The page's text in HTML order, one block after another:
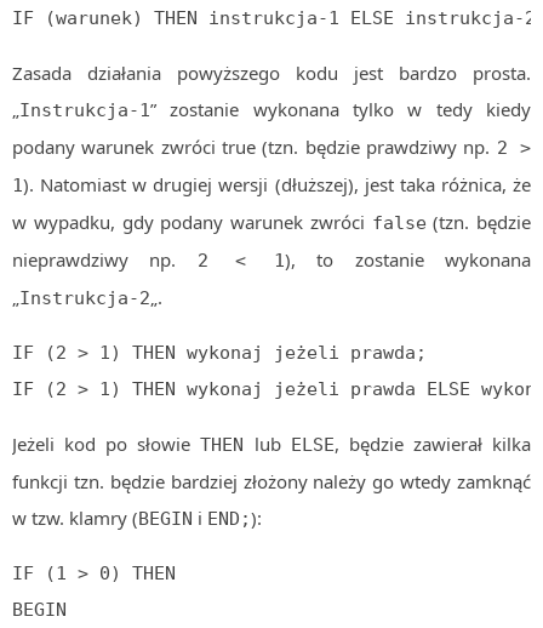
PHP
WordPress
MOBILE
Android
KONTROLA WERSJI
Git
MySQL
SIECI
EXCEL
IF (warunek) THEN instrukcja-1 ELSE
Zasada działania powyższego kodu jest bardzo prosta.
Instrukcja-1” zostanie wykonana tylko w tedy kiedy
podany warunek zwróci true (tzn. będzie prawdziwy np. 2 >
1). Natomiast w drugiej wersji (dłuższej), jest taka różnica, że
w wypadku, gdy podany warunek zwróci false(tzn. będzie
nieprawdziwy np.
2 < 1), to zostanie wykonana
Instrukcja-2 „.
IF (2 > 1) THEN wykonaj jeżeli prawda;
IF (2 > 1) THEN wykonaj jeżeli prawda ELSE
Jeżeli kod po słowieTHEN lub ELSE, będzie zawierał kilka
funkcji tzn. będzie bardziej złożony należy go wtedy zamknąć
w tzw. klamry (BEGIN i END;):
IF (1 > 0) THEN
BEGIN